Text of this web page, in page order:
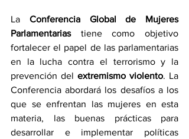
La Conferencia Global de Mujeres
Parlamentarias tiene como objetivo
fortalecer el papel de las parlamentarias
en la lucha contra el terrorismo y la
prevención del extremismo violento. La
Conferencia abordará los desafíos a los
que se enfrentan las mujeres en esta
materia, las buenas prácticas para
desarrollar e implementar políticas